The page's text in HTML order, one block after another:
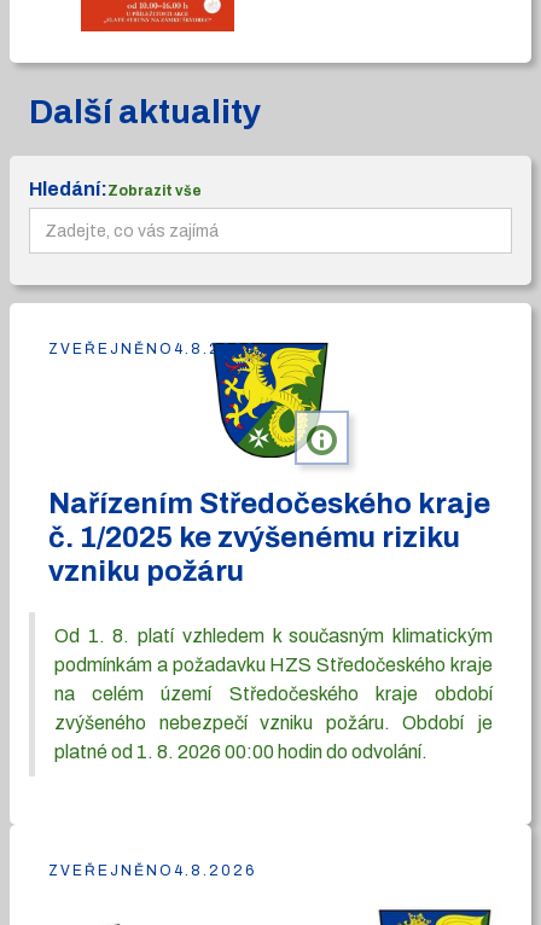
Další aktuality
Hledání:Zobrazit vše
info
Nařízením Středočeského kraje
č. 1/2025 ke zvýšenému riziku
vzniku požáru
Od 1. 8. platí vzhledem k současným klimatickým
podmínkám a požadavku HZS Středočeského kraje
na celém území Středočeského kraje období
zvýšeného nebezpečí vzniku požáru. Období je
platné od 1. 8. 2026 00:00 hodin do odvolání.
ZVEŘEJNĚNO 4.8.2026
ZVEŘEJNĚNO 4.8.2026